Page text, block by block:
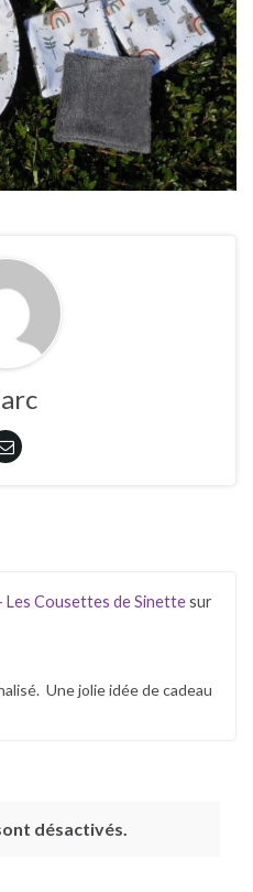
Les Cousettes de Sinettesur
Une jolie idée de cadeau
désactivés.